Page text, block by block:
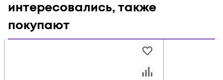
интересовались, также
покупают